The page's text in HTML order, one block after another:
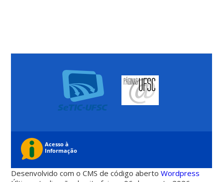
Desenvolvido com o CMS de código abertoWordpress